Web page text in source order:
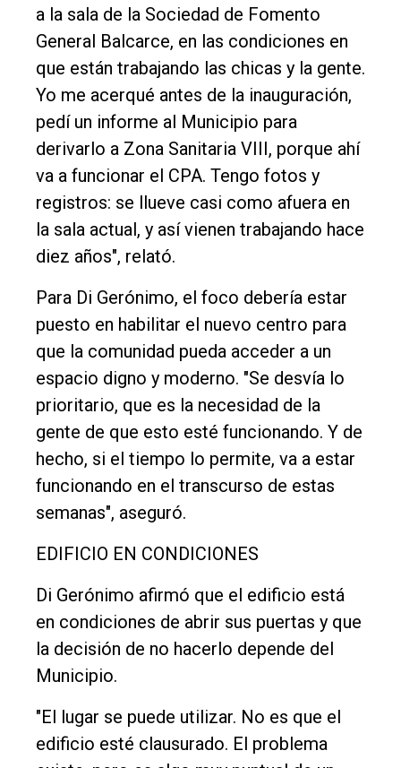
a la sala de la Sociedad de Fomento
General Balcarce, en las condiciones en
que están trabajando las chicas y la gente.
Yo me acerqué antes de la inauguración,
pedí un informe al Municipio para
derivarlo a Zona Sanitaria VIII, porque ahí
va a funcionar el CPA. Tengo fotos y
registros: se llueve casi como afuera en
la sala actual, y así vienen trabajando hace
diez años", relató.
Para Di Gerónimo, el foco debería estar
puesto en habilitar el nuevo centro para
que la comunidad pueda acceder a un
espacio digno y moderno. "Se desvía lo
prioritario, que es la necesidad de la
gente de que esto esté funcionando. Y de
hecho, si el tiempo lo permite, va a estar
funcionando en el transcurso de estas
semanas", aseguró.
EDIFICIO EN CONDICIONES
Di Gerónimo afirmó que el edificio está
en condiciones de abrir sus puertas y que
la decisión de no hacerlo depende del
Municipio.
"El lugar se puede utilizar. No es que el
edificio esté clausurado. El problema